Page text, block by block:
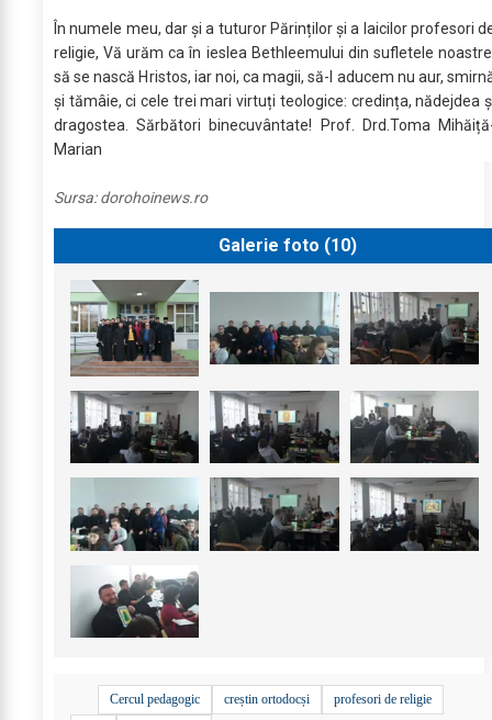
În numele meu, dar și a tuturor Părinților și a laicilor profesori
religie, Vă urăm ca în ieslea Bethleemului din sufletele
să se nască Hristos, iar noi, ca magii, să-I aducem nu aur,
și tămâie, ci cele trei mari virtuți teologice: credința, nădejdea
dragostea. Sărbători binecuvântate! Prof. Drd.Toma
Marian
Sursa:dorohoinews.ro
Galerie foto (10)
Cercul pedagogic creștin ortodocși
profesori de religie